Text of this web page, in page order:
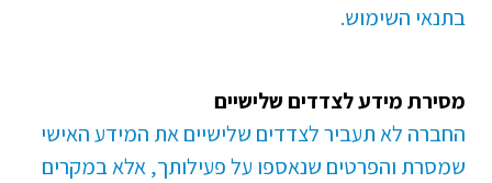
בתנאי השימוש.​
מסירת מידע לצדדים שלישיים
החברה לא תעביר לצדדים שלישיים את המידע האישי
שמסרת והפרטים שנאספו על פעילותך, אלא במקרים